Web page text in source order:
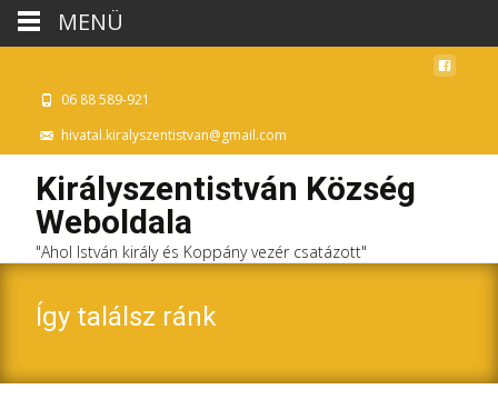
06 88 589-921
hivatal.kiralyszentistvan@gmail.com
Királyszentistván Község
Weboldala
"Ahol István király és Koppány vezér csatázott"
Így találsz ránk
MENÜ